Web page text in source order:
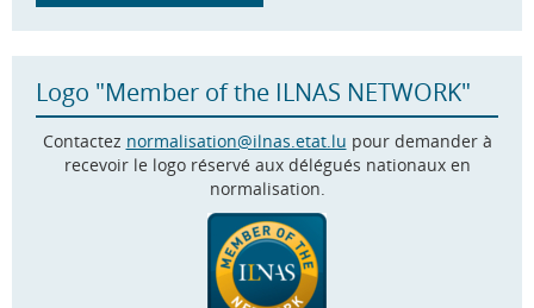
Logo "Member of the ILNAS NETWORK"
Contactez normalisation@ilnas.etat.lu pour demander à
recevoir le logo réservé aux délégués nationaux en
normalisation.